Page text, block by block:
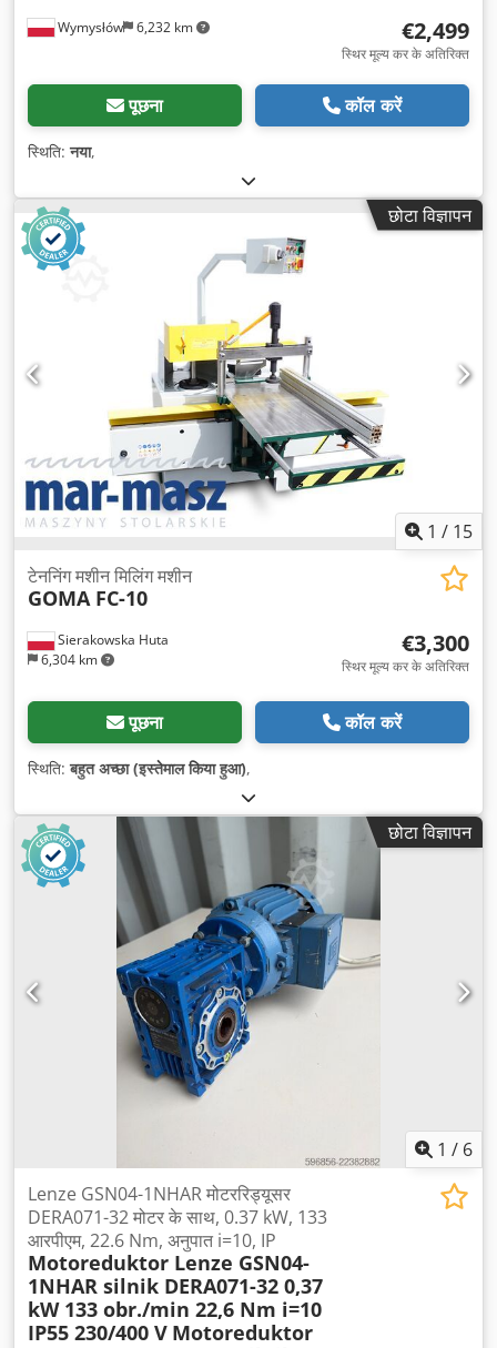
Wymysłów 6,232 km €2,499
स्थिर मूल्य कर के अतिरिक्त
पूछना कॉल करें
स्थिति:नया,
छोटा विज्ञापन
1 / 15
Sierakowska Huta
6,304 km
टेननिंग मशीन मिलिंग मशीन
GOMA FC-10
€3,300
स्थिर मूल्य कर के अतिरिक्त
पूछना कॉल करें
स्थिति:बहुत अच्छा (इस्तेमाल किया हुआ),
छोटा विज्ञापन
1 / 6
Lenze GSN04-1NHAR मोटररिड्यूसर
DERA071-32 मोटर के साथ, 0.37 kW, 133
आरपीएम, 22.6 Nm, अनुपात i=10, IP
Motoreduktor Lenze GSN04-
1NHAR silnik DERA071-32 0,37
kW 133 obr./min 22,6 Nm i=10
IP55 230/400 V Motoreduktor